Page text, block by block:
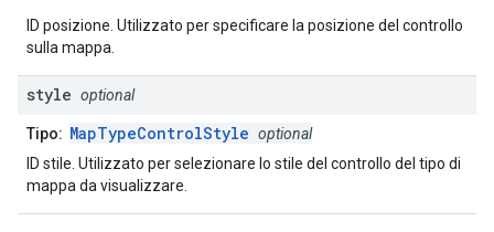
ID posizione. Utilizzato per specificare la posizione del controllo
sulla mappa.
style optional
Tipo: MapTypeControlStyle optional
ID stile. Utilizzato per selezionare lo stile del controllo del tipo di
mappa da visualizzare.